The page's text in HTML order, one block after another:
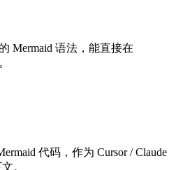
Mermaid 语法，能直接在
代码，作为 Cursor / Claude
。